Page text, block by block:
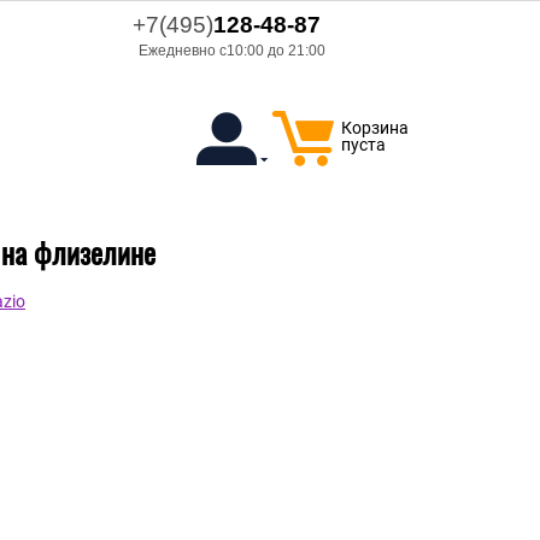
+7(495)128-48-87
Ежедневно с10:00 до 21:00
Корзина
пуста
флизелине